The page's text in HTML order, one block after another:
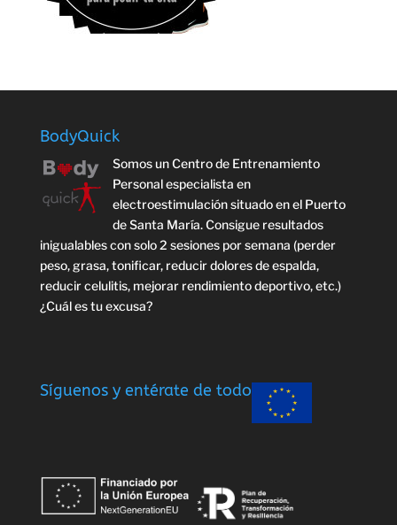
BodyQuick
Somos un Centro de Entrenamiento
Personal especialista en
electroestimulación situado en el Puerto
de Santa María. Consigue resultados
inigualables con solo 2 sesiones por semana (perder
peso, grasa, tonificar, reducir dolores de espalda,
reducir celulitis, mejorar rendimiento deportivo, etc.)
¿Cuál es tu excusa?
Síguenos y entérate de todo